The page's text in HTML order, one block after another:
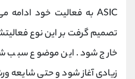
ASIC به فعالیت خود ادامه
تصمیم گرفت بر این نوع
خارج شود. این موضوع سبب
زیادی آغاز شود و حتی